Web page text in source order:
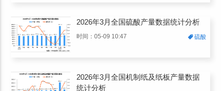
2026年3月全国硫酸产量数据统计分析
时间：05-09 10:47 硫酸
2026年3月全国机制纸及纸板产量数据
统计分析